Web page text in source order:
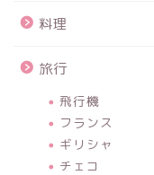
料理
旅行
飛行機
フランス
ギリシャ
チェコ